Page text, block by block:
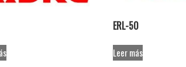
ERL-50
Leer más